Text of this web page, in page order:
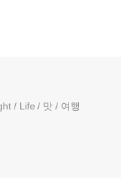
/ Life / 맛 / 여행